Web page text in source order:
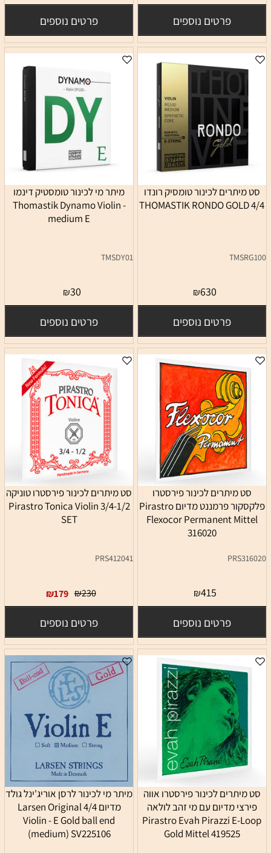
פרטים נוספים פרטים נוספים
סט מיתרים לכינור טומסיק רונדו
4/4 THOMASTIK RONDO GOLD
TMSRG100
₪630
פרטים נוספים
מיתר מי לכינור טומסטיק דינמו
Thomastik Dynamo Violin -
medium E
TMSDY01
₪30
פרטים נוספים
סט מיתרים לכינור פירסטרו
פלקסקור פרמננט מדיום Pirastro
Flexocor Permanent Mittel
316020
PRS316020
₪415
פרטים נוספים
סט מיתרים לכינור פירסטרו טוניקה
3/4-1/2 Pirastro Tonica Violin
SET
PRS412041
₪230
₪179
פרטים נוספים
סט מיתרים לכינור פירסטרו אווה
פירצי מדיום עם מי זהב לולאה
Pirastro Evah Pirazzi E-Loop
Gold Mittel 419525
מיתר מי לכינור לרסן אוריג'ינל גולד
מדיום 4/4 Larsen Original
Violin - E Gold ball end
(medium) SV225106